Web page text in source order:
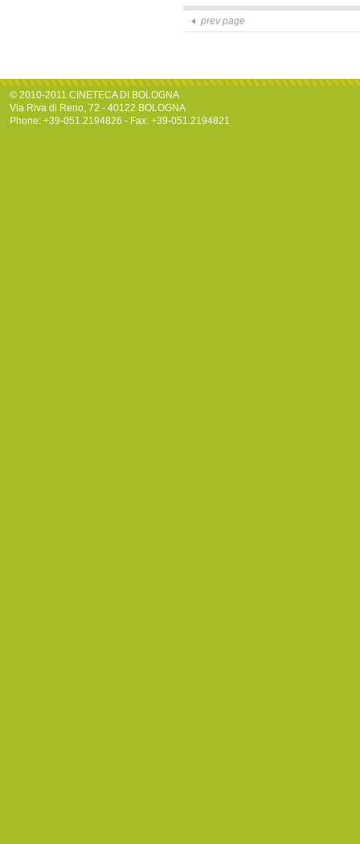
prev page
© 2010-2011 CINETECA DI BOLOGNA
Via Riva di Reno, 72 - 40122 BOLOGNA
Phone: +39-051.2194826 - Fax: +39-051.2194821